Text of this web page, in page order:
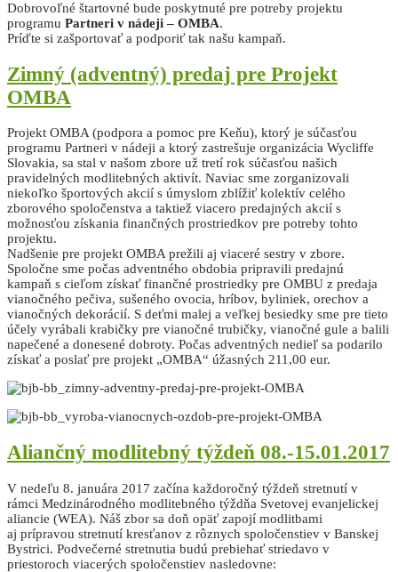
Dobrovoľné štartovné bude poskytnuté pre potreby projektu
programu Partneri v nádeji – OMBA.
Príďte si zašportovať a podporiť tak našu kampaň.
Zimný (adventný) predaj pre Projekt
OMBA
Projekt OMBA (podpora a pomoc pre Keňu), ktorý je súčasťou
programu Partneri v nádeji a ktorý zastrešuje organizácia Wycliffe
Slovakia, sa stal v našom zbore už tretí rok súčasťou našich
pravidelných modlitebných aktivít. Naviac sme zorganizovali
niekoľko športových akcií s úmyslom zblížiť kolektív celého
zborového spoločenstva a taktiež viacero predajných akcií s
možnosťou získania finančných prostriedkov pre potreby tohto
projektu.
Nadšenie pre projekt OMBA prežili aj viaceré sestry v zbore.
Spoločne sme počas adventného obdobia pripravili predajnú
kampaň s cieľom získať finančné prostriedky pre OMBU z predaja
vianočného pečiva, sušeného ovocia, hríbov, byliniek, orechov a
vianočných dekorácií. S deťmi malej a veľkej besiedky sme pre tieto
účely vyrábali krabičky pre vianočné trubičky, vianočné gule a balili
napečené a donesené dobroty. Počas adventných nedieľ sa podarilo
získať a poslať pre projekt „OMBA“ úžasných 211,00 eur.
Aliančný modlitebný týždeň 08.-15.01.2017
V nedeľu 8. januára 2017 začína každoročný týždeň stretnutí v
rámci Medzinárodného modlitebného týždňa Svetovej evanjelickej
aliancie (WEA). Náš zbor sa doň opäť zapojí modlitbami
aj prípravou stretnutí kresťanov z rôznych spoločenstiev v Banskej
Bystrici. Podvečerné stretnutia budú prebiehať striedavo v
priestoroch viacerých spoločenstiev nasledovne: